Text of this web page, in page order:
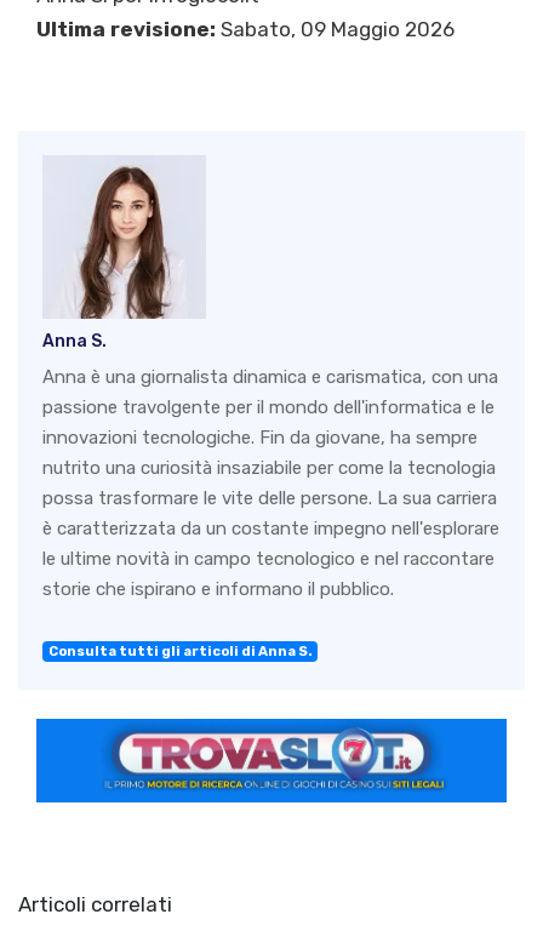
Ultima revisione: Sabato, 09 Maggio 2026
Anna S.
Anna è una giornalista dinamica e carismatica, con una
passione travolgente per il mondo dell'informatica e le
innovazioni tecnologiche. Fin da giovane, ha sempre
nutrito una curiosità insaziabile per come la tecnologia
possa trasformare le vite delle persone. La sua carriera
è caratterizzata da un costante impegno nell'esplorare
le ultime novità in campo tecnologico e nel raccontare
storie che ispirano e informano il pubblico.
Consulta tutti gli articoli di Anna S.
Articoli correlati